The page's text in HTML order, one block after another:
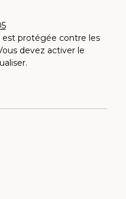
est protégée contre les
devez activer le